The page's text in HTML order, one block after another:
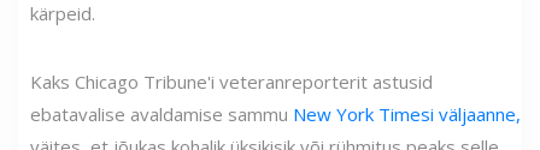
kärpeid.
Kaks Chicago Tribune'i veteranreporterit astusid
ebatavalise avaldamise sammu New York Timesi väljaanne,